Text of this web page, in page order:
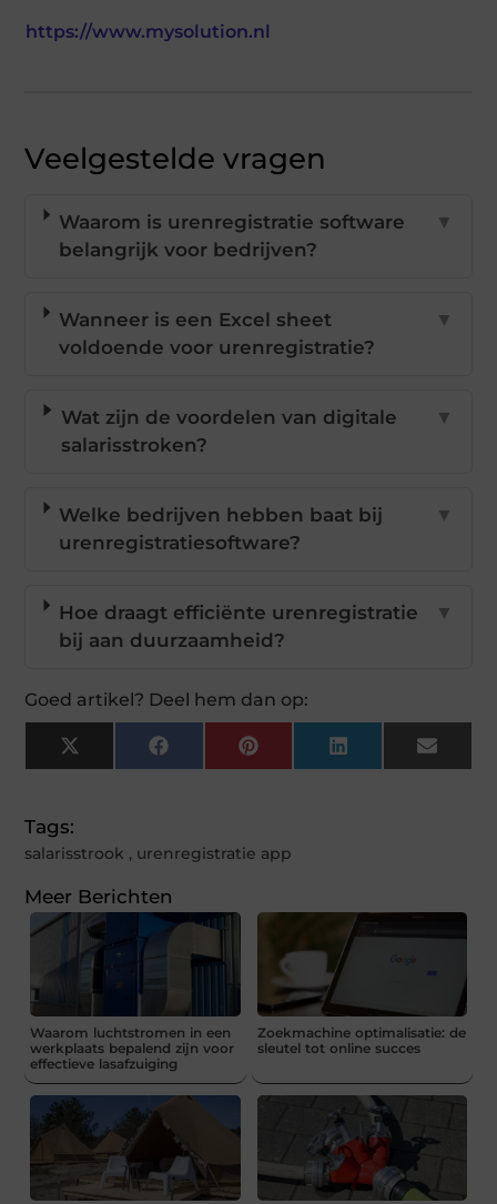
https://www.mysolution.nl
Veelgestelde vragen
Waarom is urenregistratie software
belangrijk voor bedrijven?
▼
Wanneer is een Excel sheet
voldoende voor urenregistratie?
▼
Wat zijn de voordelen van digitale
salarisstroken?
▼
Welke bedrijven hebben baat bij
urenregistratiesoftware?
▼
Hoe draagt efficiënte urenregistratie
bij aan duurzaamheid?
▼
Goed artikel? Deel hem dan op:
X
(Twitter)
FacebookPinterestLinkedInEmail
Tags:
salarisstrook , urenregistratie app
Meer Berichten
Waarom luchtstromen in een
werkplaats bepalend zijn voor
effectieve lasafzuiging
Zoekmachine optimalisatie: de
sleutel tot online succes